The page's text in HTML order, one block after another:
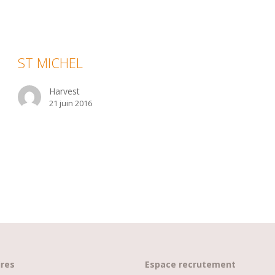
ST MICHEL
Harvest
21 juin 2016
Espace recrutement